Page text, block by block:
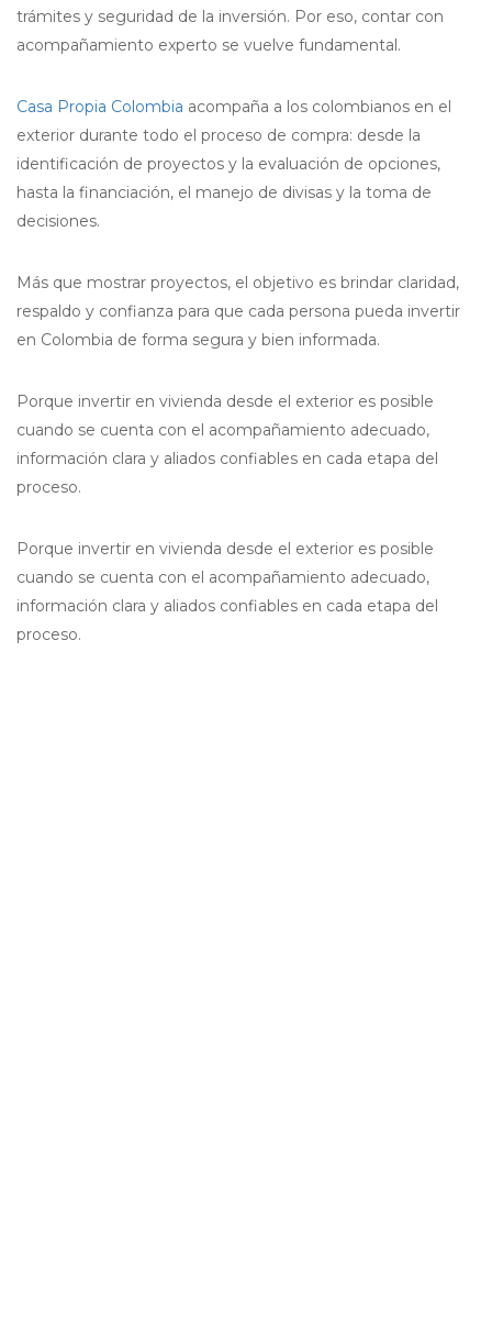
trámites y seguridad de la inversión. Por eso, contar con
acompañamiento experto se vuelve fundamental.
Casa Propia Colombia acompaña a los colombianos en el
exterior durante todo el proceso de compra: desde la
identificación de proyectos y la evaluación de opciones,
hasta la financiación, el manejo de divisas y la toma de
decisiones.
Más que mostrar proyectos, el objetivo es brindar claridad,
respaldo y confianza para que cada persona pueda invertir
en Colombia de forma segura y bien informada.
Porque invertir en vivienda desde el exterior es posible
cuando se cuenta con el acompañamiento adecuado,
información clara y aliados confiables en cada etapa del
proceso.
Porque invertir en vivienda desde el exterior es posible
cuando se cuenta con el acompañamiento adecuado,
información clara y aliados confiables en cada etapa del
proceso.